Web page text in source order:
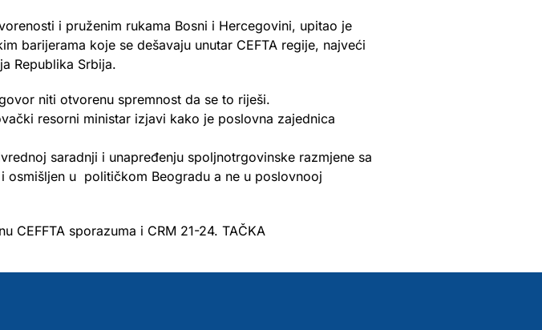
i pruženim rukama Bosni i Hercegovini, upitao je
barijerama koje se dešavaju unutar CEFTA regije, najveći
Republika Srbija.
niti otvorenu spremnost da se to riješi.
resorni ministar izjavi kako je poslovna zajednica
saradnji i unapređenju spoljnotrgovinske razmjene sa
u političkom Beogradu a ne u poslovnooj
CEFFTA sporazuma i CRM 21-24. TAČKA